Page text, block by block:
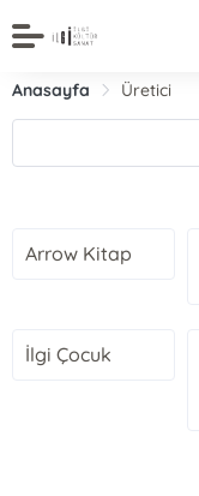
Anasayfa Üretici
Arrow Kitap
İlgi Çocuk